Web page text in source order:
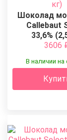
Шоколад
Callebaut
33,6%
3606
В наличии на